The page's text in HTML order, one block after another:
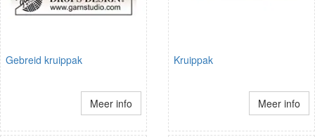
Gebreid kruippak
Meer info
Kruippak
Meer info